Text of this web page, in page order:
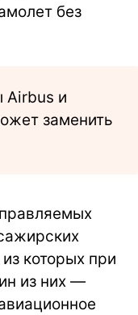
без
Airbus и
заменить
которых при
из них —